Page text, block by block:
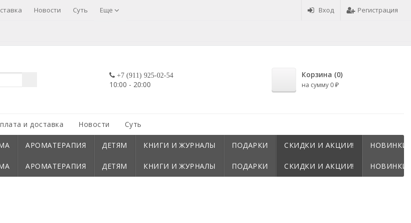
Вход Регистрация
Новости Суть Еще
+7 (911) 925-02-54
10:00 - 20:00
Корзина (0)
на сумму 0 ₽
и доставка Новости Суть
АРОМАТЕРАПИЯ ДЕТЯМ КНИГИ И ЖУРНАЛЫ ПОДАРКИ СКИДКИ И АКЦИИ! НОВИНКИ!
АРОМАТЕРАПИЯ ДЕТЯМ КНИГИ И ЖУРНАЛЫ ПОДАРКИ СКИДКИ И АКЦИИ! НОВИНКИ!